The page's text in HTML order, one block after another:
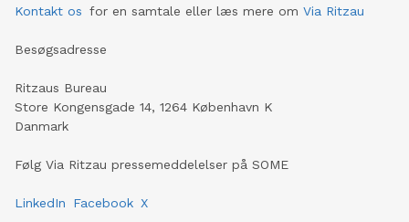
Kontakt os for en samtale eller læs mere om Via Ritzau
Besøgsadresse
Ritzaus Bureau
Store Kongensgade 14, 1264 København K
Danmark
Følg Via Ritzau pressemeddelelser på SOME
LinkedIn Facebook X